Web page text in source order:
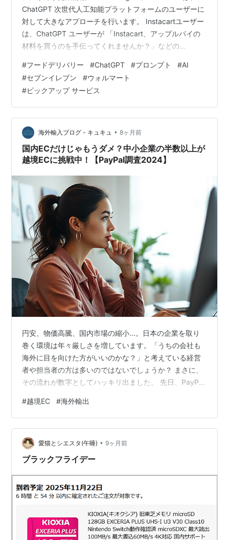
ChatGPT 次世代人工知能プラットフォームのユーザーに
対して大きなアプローチを行います。 Instacartユーザー
は、ChatGPT ユーザーが 「Instacart、アップルパイの
材料を買うのを手伝ってくれませんか？」などの
ChatGPT アプリを表示できるようにしています。
Instacartアプリを開き、ユーザーがサインインすると、
アプリは地元の小売店で希望の商品を見つけ、OpenAIモ
デルの支援を受けてレビュー可能なカートを表示し…
#フードデリバリー #ChatGPT #プロンプト #AI
#セブンイレブン #ウォルマート
#ピックアップ サービス
海外輸入ブログ - キュキュ • 8ヶ月前
国内ECだけじゃもうダメ？中小企業の半数以上が
越境ECに挑戦中！【PayPal調査2024】
円安、物価高騰、国内市場の縮小...。日本の企業を取り
巻く環境は年々厳しさを増しています。「うちの会社も
海外に目を向けた方がいいのかな？」と考えている経営
者や担当者の方は多いのではないでしょうか？ まさに、
その流れが数字としてハッキリ出ました。 先日、PayPal
2024」の結果から、日本のEC市場に起きている劇的な変
化と、その背景にある中小企業の「海外志向」について
解説します。 newsroom.jp.paypal-corp.com 越境ECの
実施率がたった3年で2倍に跳ね上がった！ なぜ今、中小
企業はこぞって海外へ向かうのか？ 1. 厳しい…
#越境EC #海外輸出
愛猫とシエスタ(午睡) • 9ヶ月前
ブラックフライデー